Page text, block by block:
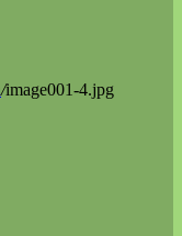
/image001-4.jpg